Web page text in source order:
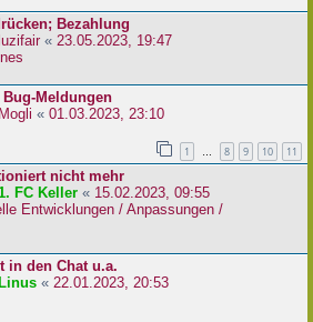
Bezahlung
luzifair « 23.05.2023, 19:47
Meldungen
Mogli « 01.03.2023, 23:10
1 … 8 9 10 11
nicht mehr
FC Keller « 15.02.2023, 09:55
Entwicklungen / Anpassungen /
in den Chat u.a.
Linus « 22.01.2023, 20:53